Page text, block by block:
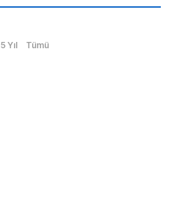
5 Yıl Tümü